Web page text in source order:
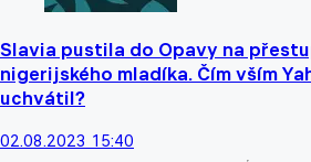
Slavia pustila do Opavy na
nigerijského mladíka. Čím vším
uchvátil?
02.08.2023 15:40